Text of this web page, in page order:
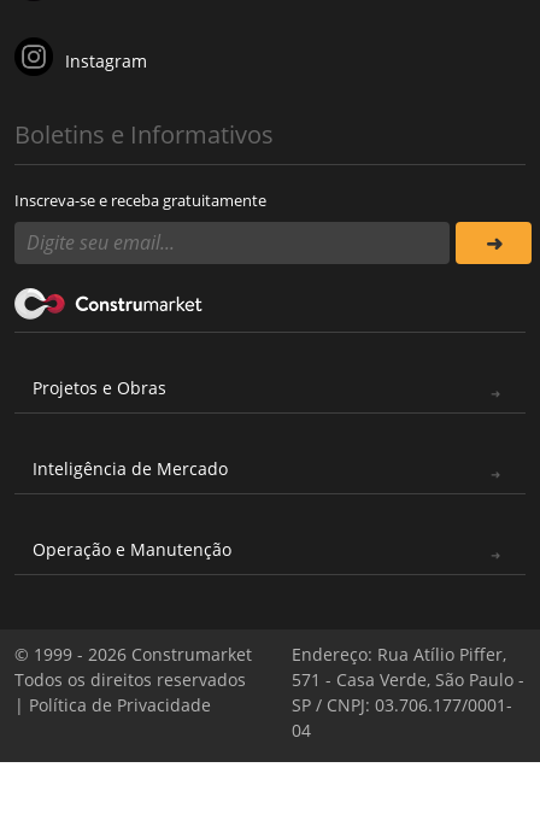
Instagram
Boletins e Informativos
Inscreva-se e receba gratuitamente
Projetos e Obras
Inteligência de Mercado
Operação e Manutenção
© 1999 - 2026 Construmarket
Todos os direitos reservados
| Política de Privacidade
Endereço: Rua Atílio Piffer,
571 - Casa Verde, São Paulo -
SP / CNPJ: 03.706.177/0001-
04